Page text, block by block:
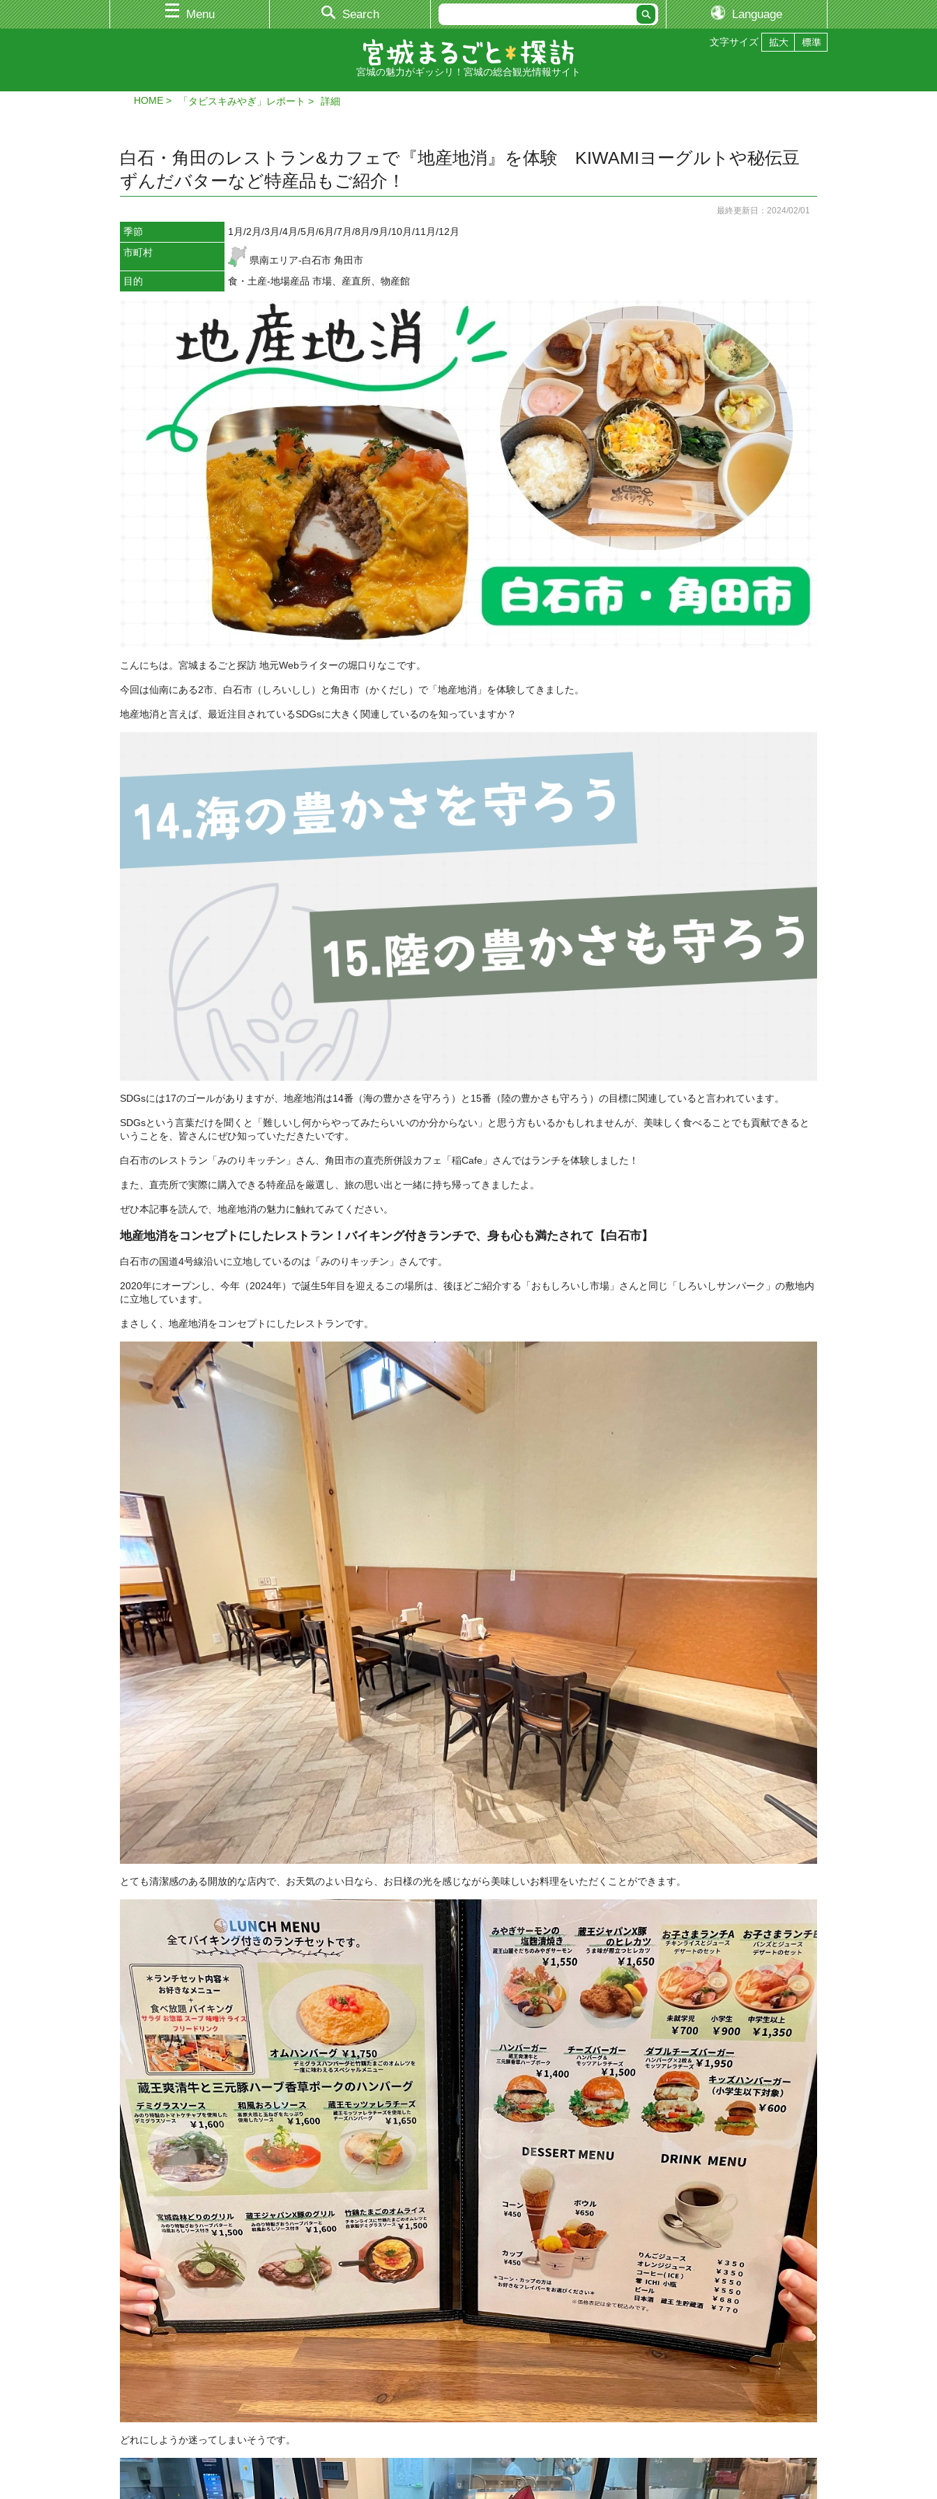
Menu Search Language
文字サイズ
宮城の魅力がギッシリ！宮城の総合観光情報サイト
HOME 「タビスキみやぎ」レポート 詳細
白石・角田のレストラン&カフェで『地産地消』を体験 KIWAMIヨーグルトや秘伝豆
ずんだバターなど特産品もご紹介！
最終更新日：2024/02/01
季節
1月/2月/3月/4月/5月/6月/7月/8月/9月/10月/11月/12月
市町村
県南エリア-白石市 角田市
目的
食・土産-地場産品 市場、産直所、物産館
こんにちは。宮城まるごと探訪 地元Webライターの堀口りなこです。
今回は仙南にある2市、白石市（しろいしし）と角田市（かくだし）で「地産地消」を体験してきました。
地産地消と言えば、最近注目されているSDGsに大きく関連しているのを知っていますか？
SDGsには17のゴールがありますが、地産地消は14番（海の豊かさを守ろう）と15番（陸の豊かさも守ろう）の目標に関連していると言われています。
SDGsという言葉だけを聞くと「難しいし何からやってみたらいいのか分からない」と思う方もいるかもしれませんが、美味しく食べることでも貢献できると
いうことを、皆さんにぜひ知っていただきたいです。
白石市のレストラン「みのりキッチン」さん、角田市の直売所併設カフェ「稲Cafe」さんではランチを体験しました！
また、直売所で実際に購入できる特産品を厳選し、旅の思い出と一緒に持ち帰ってきましたよ。
ぜひ本記事を読んで、地産地消の魅力に触れてみてください。
地産地消をコンセプトにしたレストラン！バイキング付きランチで、身も心も満たされて【白石市】
白石市の国道4号線沿いに立地しているのは「みのりキッチン」さんです。
2020年にオープンし、今年（2024年）で誕生5年目を迎えるこの場所は、後ほどご紹介する「おもしろいし市場」さんと同じ「しろいしサンパーク」の敷地内
に立地しています。
まさしく、地産地消をコンセプトにしたレストランです。
とても清潔感のある開放的な店内で、お天気のよい日なら、お日様の光を感じながら美味しいお料理をいただくことができます。
どれにしようか迷ってしまいそうです。